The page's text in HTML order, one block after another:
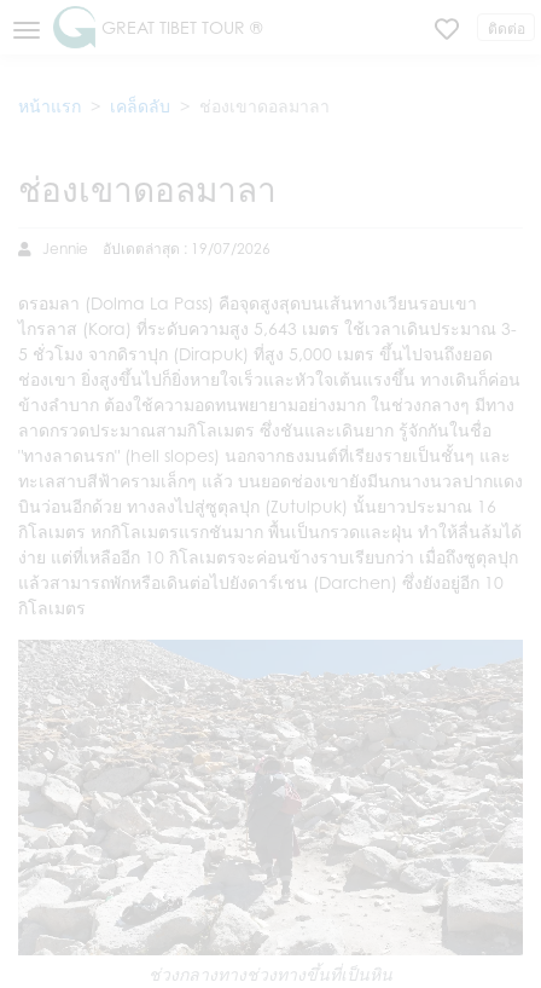
GREAT TIBET TOUR ® ติดต่อ
หน้าแรก เคล็ดลับ ช่องเขาดอลมาลา
ช่องเขาดอลมาลา
Jennie อัปเดตล่าสุด : 19/07/2026
ดรอมลา (Dolma La Pass) คือจุดสูงสุดบนเส้นทางเวียนรอบเขา
ไกรลาส (Kora) ที่ระดับความสูง 5,643 เมตร ใช้เวลาเดินประมาณ 3-
5 ชั่วโมง จากดิราปุก (Dirapuk) ที่สูง 5,000 เมตร ขึ้นไปจนถึงยอด
ช่องเขา ยิ่งสูงขึ้นไปก็ยิ่งหายใจเร็วและหัวใจเต้นแรงขึ้น ทางเดินก็ค่อน
ข้างลำบาก ต้องใช้ความอดทนพยายามอย่างมาก ในช่วงกลางๆ มีทาง
ลาดกรวดประมาณสามกิโลเมตร ซึ่งชันและเดินยาก รู้จักกันในชื่อ
"ทางลาดนรก" (hell slopes) นอกจากธงมนต์ที่เรียงรายเป็นชั้นๆ และ
ทะเลสาบสีฟ้าครามเล็กๆ แล้ว บนยอดช่องเขายังมีนกนางนวลปากแดง
บินว่อนอีกด้วย ทางลงไปสู่ซูตุลปุก (Zutulpuk) นั้นยาวประมาณ 16
กิโลเมตร หกกิโลเมตรแรกชันมาก พื้นเป็นกรวดและฝุ่น ทำให้ลื่นล้มได้
ง่าย แต่ที่เหลืออีก 10 กิโลเมตรจะค่อนข้างราบเรียบกว่า เมื่อถึงซูตุลปุก
แล้วสามารถพักหรือเดินต่อไปยังดาร์เชน (Darchen) ซึ่งยังอยู่อีก 10
กิโลเมตร
ช่วงกลางทางช่วงทางขึ้นที่เป็นหิน